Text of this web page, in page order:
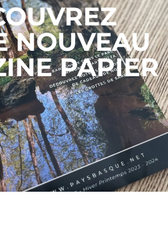
NOUVEAU
PAPIER